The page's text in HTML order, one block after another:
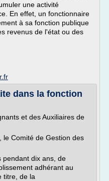
une activité
En effet, un fonctionnaire
à sa fonction publique
revenus de l'état ou des
dans la fonction
et des Auxiliaires de
le Comité de Gestion des
pendant dix ans, de
adhérant au
titre, de la